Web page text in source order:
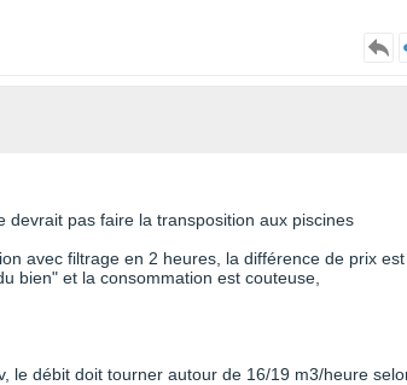
pas faire la transposition aux piscines
avec filtrage en 2 heures, la différence de prix est
bien" et la consommation est couteuse,
le débit doit tourner autour de 16/19 m3/heure